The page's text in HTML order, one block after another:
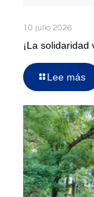
10 julio 2026
¡La
Lee más